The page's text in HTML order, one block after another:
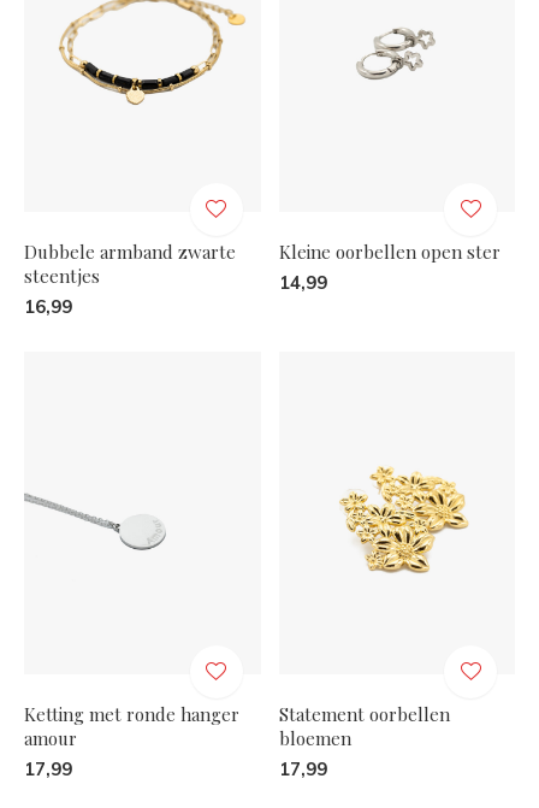
Dubbele armband zwarte
steentjes
16,99
Kleine oorbellen open ster
14,99
Ketting met ronde hanger
amour
17,99
Statement oorbellen
bloemen
17,99